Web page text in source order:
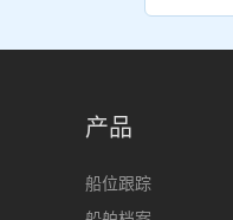
产品
船位跟踪